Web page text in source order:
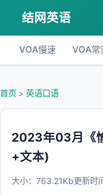
结网英语
VOA慢速 VOA常
首页 > 英语口语
2023年03月《
+文本)
大小：763.21Kb更新时